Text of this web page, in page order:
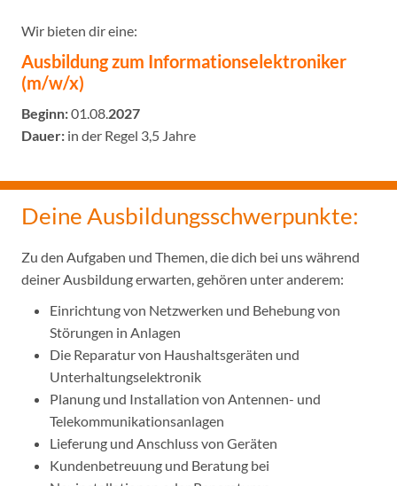
Wir bieten dir eine:
Ausbildung zum In­for­ma­ti­ons­elek­tro­ni­ker
(m/w/x)
Beginn:01.08.2027
Dauer: in der Regel 3,5 Jahre
Deine Ausbildungsschwerpunkte:
Zu den Aufgaben und Themen, die dich bei uns während
deiner Ausbildung erwarten, gehören unter anderem:
Einrichtung von Netzwerken und Behebung von
Störungen in Anlagen
Die Reparatur von Haushaltsgeräten und
Unterhaltungselektronik
Planung und Installation von Antennen- und
Telekommunikationsanlagen
Lieferung und Anschluss von Geräten
Kundenbetreuung und Beratung bei